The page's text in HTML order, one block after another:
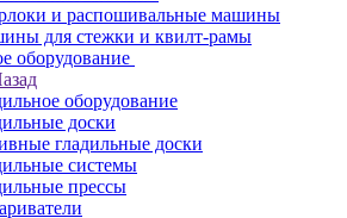
и распошивальные машины
для стежки и квилт-рамы
оборудование
оборудование
доски
гладильные доски
системы
прессы